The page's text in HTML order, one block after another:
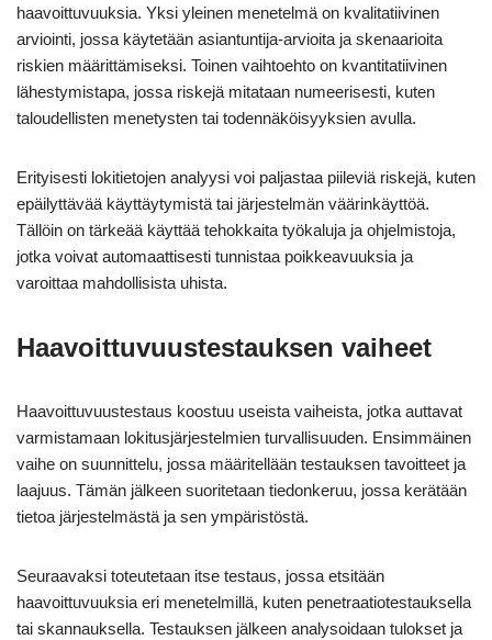
haavoittuvuuksia. Yksi yleinen menetelmä on kvalitatiivinen
arviointi, jossa käytetään asiantuntija-arvioita ja skenaarioita
riskien määrittämiseksi. Toinen vaihtoehto on kvantitatiivinen
lähestymistapa, jossa riskejä mitataan numeerisesti, kuten
taloudellisten menetysten tai todennäköisyyksien avulla.
Erityisesti lokitietojen analyysi voi paljastaa piileviä riskejä, kuten
epäilyttävää käyttäytymistä tai järjestelmän väärinkäyttöä.
Tällöin on tärkeää käyttää tehokkaita työkaluja ja ohjelmistoja,
jotka voivat automaattisesti tunnistaa poikkeavuuksia ja
varoittaa mahdollisista uhista.
Haavoittuvuustestauksen vaiheet
Haavoittuvuustestaus koostuu useista vaiheista, jotka auttavat
varmistamaan lokitusjärjestelmien turvallisuuden. Ensimmäinen
vaihe on suunnittelu, jossa määritellään testauksen tavoitteet ja
laajuus. Tämän jälkeen suoritetaan tiedonkeruu, jossa kerätään
tietoa järjestelmästä ja sen ympäristöstä.
Seuraavaksi toteutetaan itse testaus, jossa etsitään
haavoittuvuuksia eri menetelmillä, kuten penetraatiotestauksella
tai skannauksella. Testauksen jälkeen analysoidaan tulokset ja